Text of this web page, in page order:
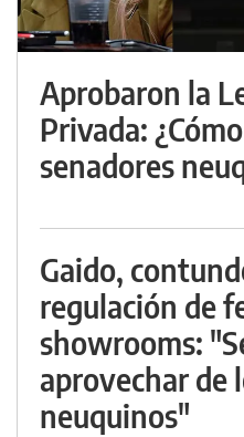
Aprobaron la
Privada:
senadores
Gaido,
regulación de
showrooms:
aprovechar de
neuquinos"